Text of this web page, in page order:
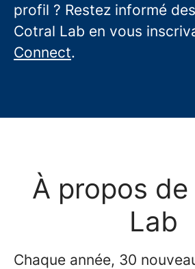
profil ? Restez informé
Cotral Lab en vous
Connect.
À propos
Lab
Chaque année, 30